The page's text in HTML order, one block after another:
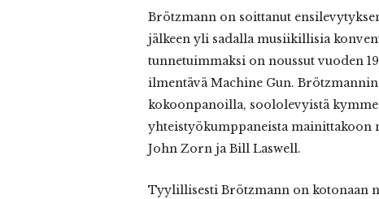
Brötzmann on soittanut
jälkeen yli sadalla musiikillisia
tunnetuimmaksi on noussut vuoden
ilmentävä Machine Gun.
kokoonpanoilla, soololevyistä
yhteistyökumppaneista mainittakoon
John Zorn ja Bill Laswell.
Tyylillisesti Brötzmann on kotonaan